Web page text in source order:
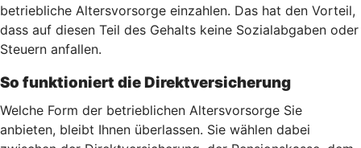
betriebliche Altersvorsorge einzahlen. Das hat den Vorteil,
dass auf diesen Teil des Gehalts keine Sozialabgaben oder
Steuern anfallen.
So funktioniert die Direktversicherung
Welche Form der betrieblichen Altersvorsorge Sie
anbieten, bleibt Ihnen überlassen. Sie wählen dabei